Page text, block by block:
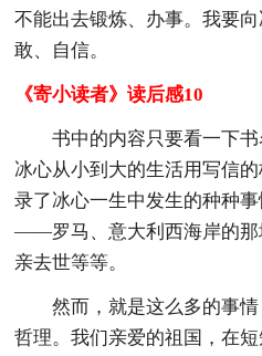
不能出去锻炼、办事。我要
敢、自信。
《寄小读者》读后感10
书中的内容只要看一下
冰心从小到大的生活用写信
录了冰心一生中发生的种种
——罗马、意大利西海岸的那
亲去世等等。
然而，就是这么多的事
哲理。我们亲爱的祖国，在